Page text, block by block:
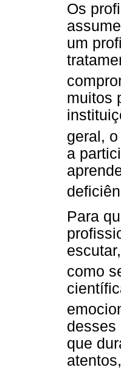
Os
um
muitos
geral,
a
Para
como
desses
que